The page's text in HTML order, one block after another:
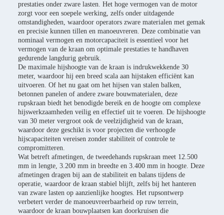
prestaties onder zware lasten. Het hoge vermogen van de motor
zorgt voor een soepele werking, zelfs onder uitdagende
omstandigheden, waardoor operators zware materialen met gemak
en precisie kunnen tillen en manoeuvreren. Deze combinatie van
nominaal vermogen en motorcapaciteit is essentieel voor het
vermogen van de kraan om optimale prestaties te handhaven
gedurende langdurig gebruik.
De maximale hijshoogte van de kraan is indrukwekkende 30
meter, waardoor hij een breed scala aan hijstaken efficiënt kan
uitvoeren. Of het nu gaat om het hijsen van stalen balken,
betonnen panelen of andere zware bouwmaterialen, deze
rupskraan biedt het benodigde bereik en de hoogte om complexe
hijswerkzaamheden veilig en effectief uit te voeren. De hijshoogte
van 30 meter vergroot ook de veelzijdigheid van de kraan,
waardoor deze geschikt is voor projecten die verhoogde
hijscapaciteiten vereisen zonder stabiliteit of controle te
compromitteren.
Wat betreft afmetingen, de tweedehands rupskraan meet 12.500
mm in lengte, 3.200 mm in breedte en 3.400 mm in hoogte. Deze
afmetingen dragen bij aan de stabiliteit en balans tijdens de
operatie, waardoor de kraan stabiel blijft, zelfs bij het hanteren
van zware lasten op aanzienlijke hoogtes. Het rupsontwerp
verbetert verder de manoeuvreerbaarheid op ruw terrein,
waardoor de kraan bouwplaatsen kan doorkruisen die